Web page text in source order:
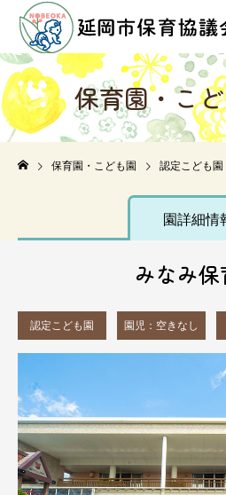
保育園・ こど
保育園・こども園 認定こども園
園詳細情
みなみ保
認定こども園 園児：空きなし